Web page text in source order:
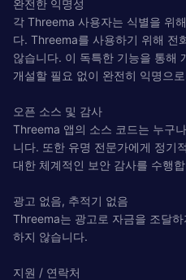
완전한 익명성
각 Threema 사용자는 식별을 위
다. Threema를 사용하기 위해 전
않습니다. 이 독특한 기능을 통해
개설할 필요 없이 완전히 익명으
오픈 소스 및 감사
Threema 앱의 소스 코드는 누구
니다. 또한 유명 전문가에게 정기
대한 체계적인 보안 감사를 수행
광고 없음, 추적기 없음
Threema는 광고로 자금을 조달
하지 않습니다.
지원 / 연락처